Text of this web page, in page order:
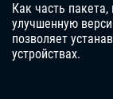
Как часть
улучшенную
позволяет
устройствах.